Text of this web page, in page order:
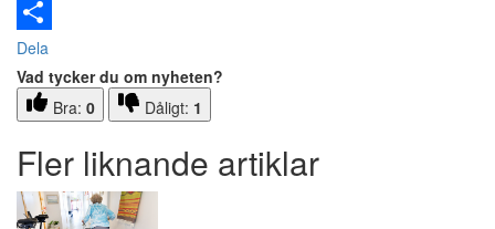
Email
Dela
Vad tycker du om nyheten?
Bra: 0 Dåligt: 1
Fler liknande artiklar